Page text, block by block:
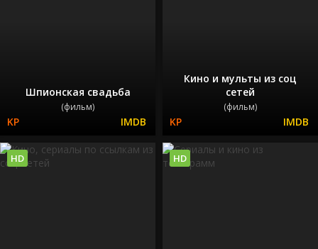
Шпионская свадьба
(фильм)
Кино и мульты из соц
сетей
(фильм)
HD HD